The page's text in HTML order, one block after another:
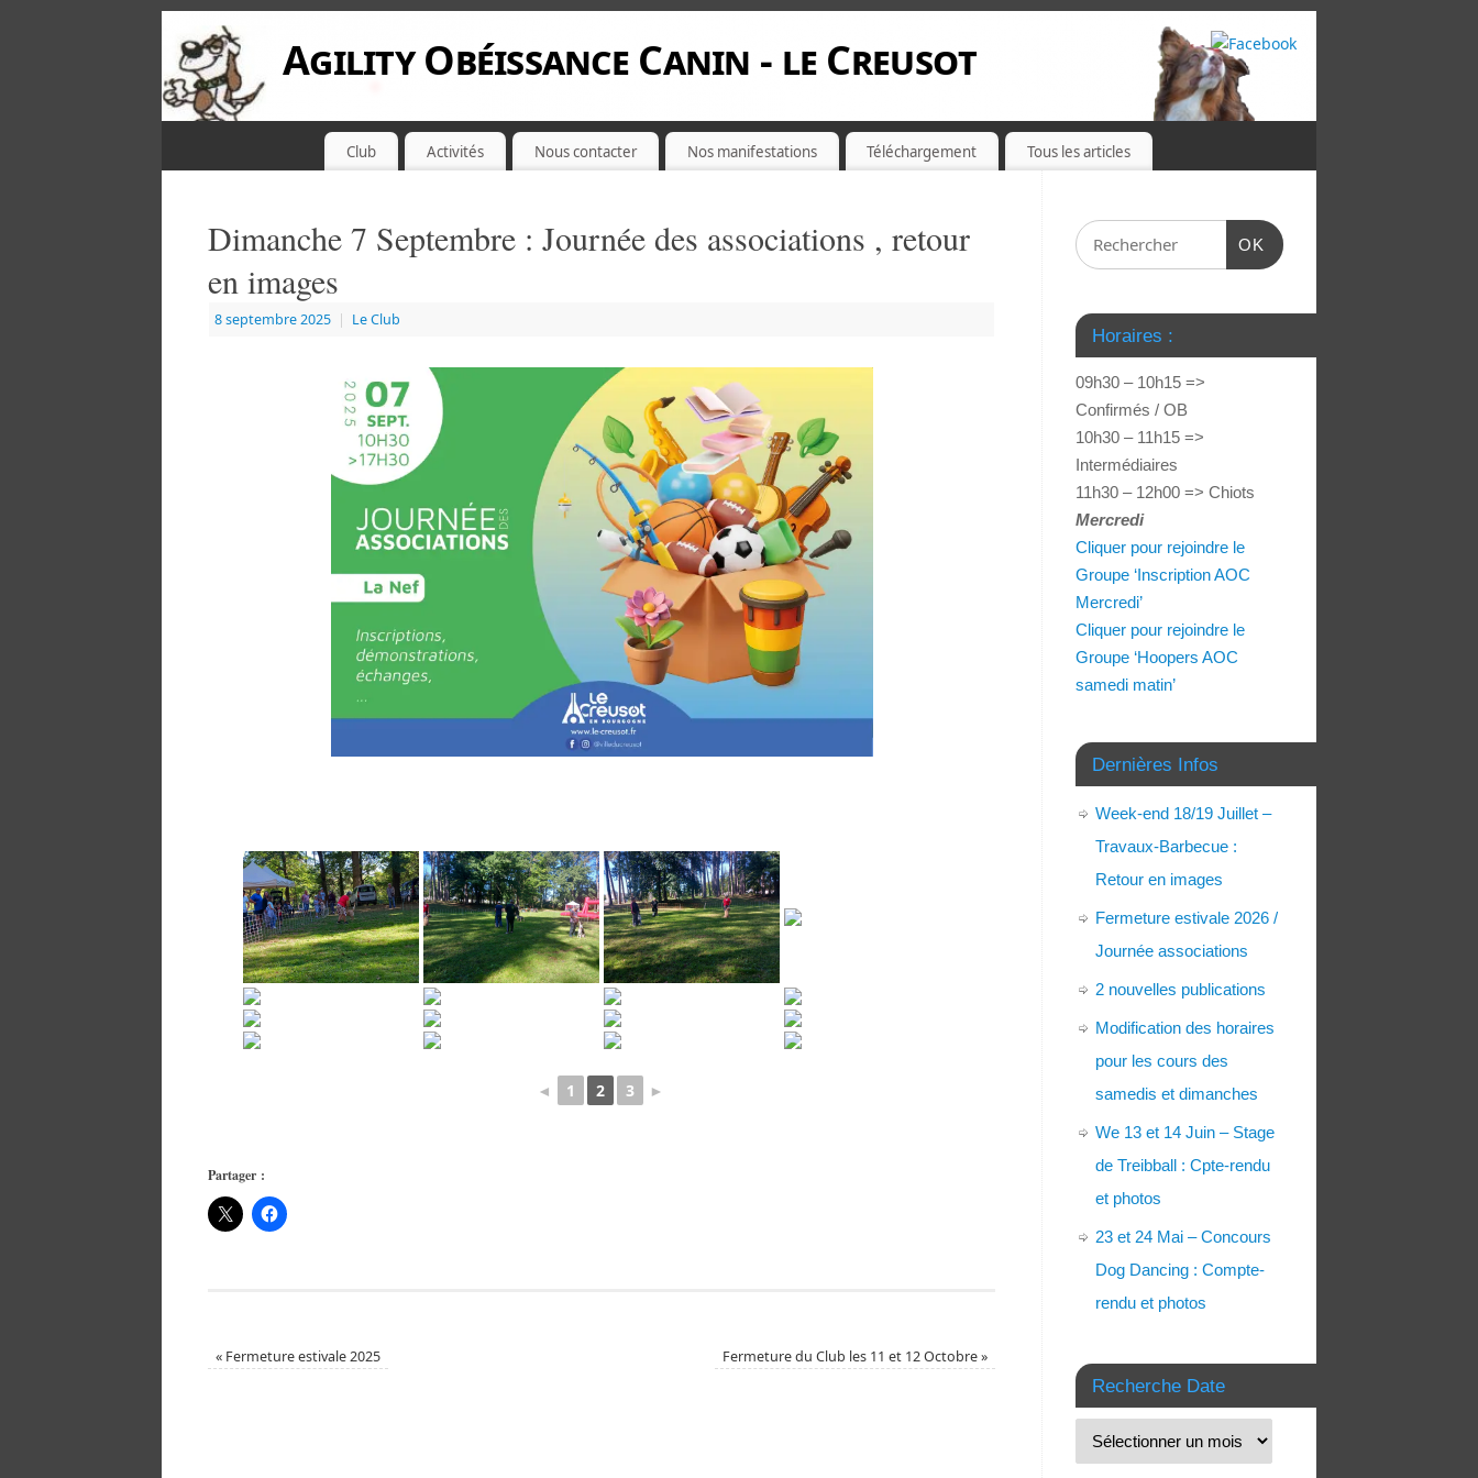
Agility Obéissance Canin - le Creusot
Club Activités Nous contacter Nos manifestations Téléchargement Tous les articles
Dimanche 7 Septembre : Journée des associations , retour
en images
8 septembre 2025 | Le Club
◄ 1 2 3 ►
Partager :
« Fermeture estivale 2025 Fermeture du Club les 11 et 12 Octobre»
OK
Horaires :
09h30 – 10h15 =>
Confirmés / OB
10h30 – 11h15 =>
Intermédiaires
11h30 – 12h00 => Chiots
Mercredi
Cliquer pour rejoindre le
Groupe ‘Inscription AOC
Mercredi’
Cliquer pour rejoindre le
Groupe ‘Hoopers AOC
samedi matin’
Dernières Infos
Week-end 18/19 Juillet –
Travaux-Barbecue :
Retour en images
Fermeture estivale 2026 /
Journée associations
2 nouvelles publications
Modification des horaires
pour les cours des
samedis et dimanches
We 13 et 14 Juin – Stage
de Treibball : Cpte-rendu
et photos
23 et 24 Mai – Concours
Dog Dancing : Compte-
rendu et photos
Recherche Date